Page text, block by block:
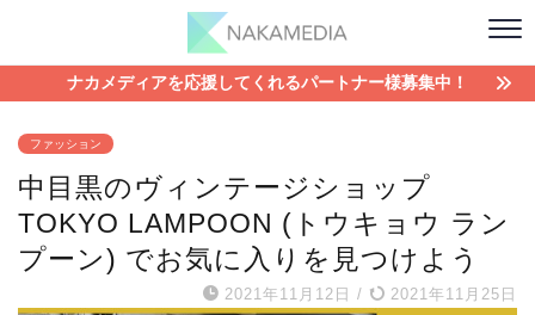
ナカメディアを応援してくれるパートナー様募集中！
ファッション
中目黒のヴィンテージショップ
TOKYO LAMPOON (トウキョウ ラン
プーン) でお気に入りを見つけよう
2021年11月12日 / 2021年11月25日